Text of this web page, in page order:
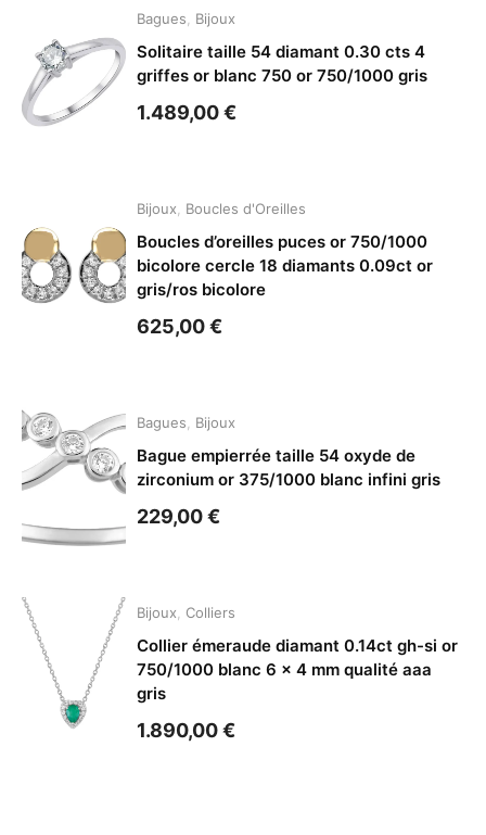
Bagues Bijoux
Solitaire taille 54 diamant 0.30 cts 4
griffes or blanc 750 or 750/1000 gris
1.489,00€
Bijoux Boucles d'Oreilles
Boucles d’oreilles puces or 750/1000
bicolore cercle 18 diamants 0.09ct or
gris/ros bicolore
625,00€
Bagues Bijoux
Bague empierrée taille 54 oxyde de
zirconium or 375/1000 blanc infini gris
229,00€
Bijoux Colliers
Collier émeraude diamant 0.14ct gh-si or
750/1000 blanc 6 x 4 mm qualité aaa
gris
1.890,00€